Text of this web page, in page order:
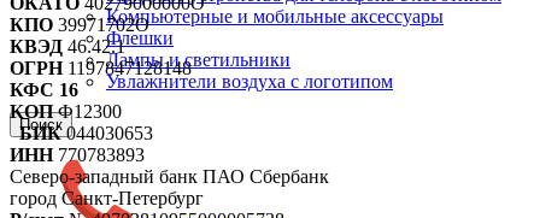
Компьютерные и мобильные аксессуары
Флешки
Лампы и светильники
Увлажнители воздуха с логотипом
Поиск
КПО 39971702О
КВЭД 46.42.1
ОГРН1197847128148
КФС 16
КОПФ12300
БИК044030653
ИНН770783893
Северо-западный банк ПАО Сбербанк
город Санкт-Петербург